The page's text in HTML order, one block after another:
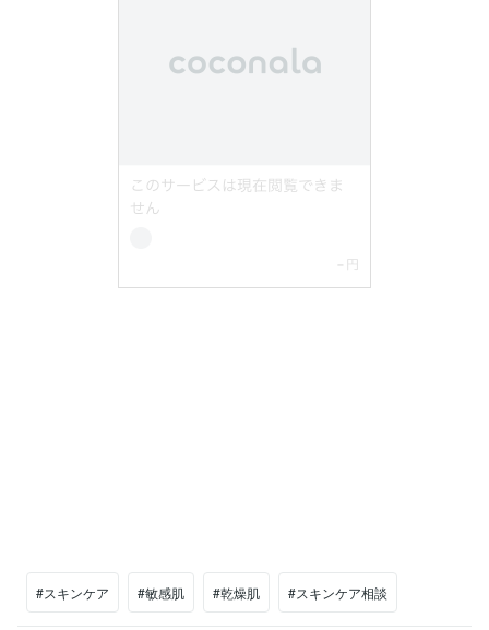
#スキンケア #敏感肌 #乾燥肌 #スキンケア相談